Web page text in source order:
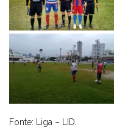
Fonte: Liga – LID.